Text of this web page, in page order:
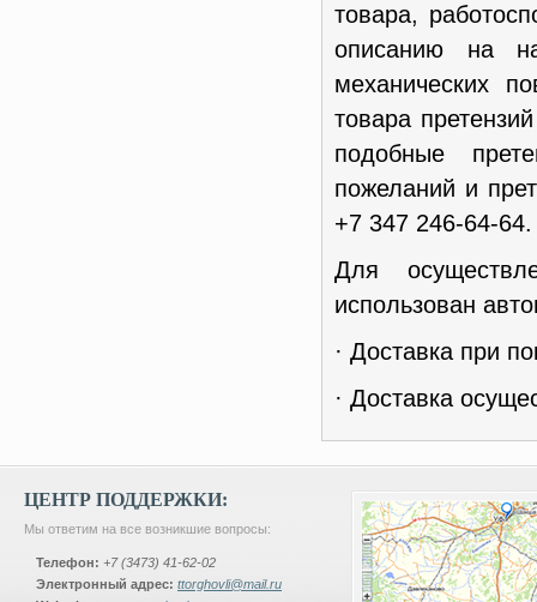
товара,
описанию на
механических
товара
подобные
пожеланий и
+7 347 246-64-64.
Для
использован
· Доставка при
· Доставка
ЦЕНТР ПОДДЕРЖКИ:
Мы ответим на все возникшие вопросы:
Телефон: +7 (3473) 41-62-02
Электронный адрес: ttorghovli@mail.ru